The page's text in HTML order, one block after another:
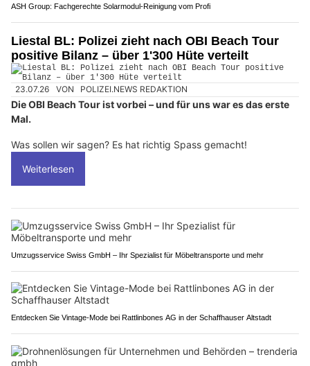
ASH Group: Fachgerechte Solarmodul-Reinigung vom Profi
Liestal BL: Polizei zieht nach OBI Beach Tour
positive Bilanz – über 1'300 Hüte verteilt
23.07.26 VON POLIZEI.NEWS REDAKTION
Die OBI Beach Tour ist vorbei – und für uns war es das erste
Mal.
Was sollen wir sagen? Es hat richtig Spass gemacht!
Weiterlesen
Umzugsservice Swiss GmbH – Ihr Spezialist für Möbeltransporte und mehr
Entdecken Sie Vintage-Mode bei Rattlinbones AG in der Schaffhauser Altstadt